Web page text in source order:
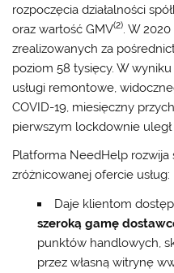
rozpoczęcia działalności
oraz wartość GMV(2). W
zrealizowanych za
poziom 58 tysięcy. W
usługi remontowe,
COVID-19, miesięczny
pierwszym lockdownie
Platforma NeedHelp rozwija
zróżnicowanej ofercie usług:
Daje klientom
szeroką gamę
punktów handlowych,
przez własną witrynę